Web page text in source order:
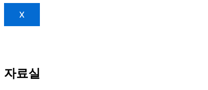
X
자료실